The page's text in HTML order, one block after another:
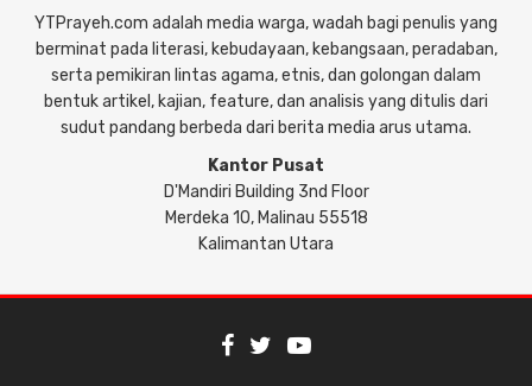
YTPrayeh.com adalah media warga, wadah bagi penulis yang
berminat pada literasi, kebudayaan, kebangsaan, peradaban,
serta pemikiran lintas agama, etnis, dan golongan dalam
bentuk artikel, kajian, feature, dan analisis yang ditulis dari
sudut pandang berbeda dari berita media arus utama.
Kantor Pusat
D'Mandiri Building 3nd Floor
Merdeka 10, Malinau 55518
Kalimantan Utara